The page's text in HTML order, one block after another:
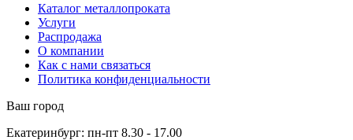
Каталог металлопроката
Услуги
Распродажа
О компании
Как с нами связаться
Политика конфиденциальности
Ваш город
Екатеринбург: пн-пт 8.30 - 17.00